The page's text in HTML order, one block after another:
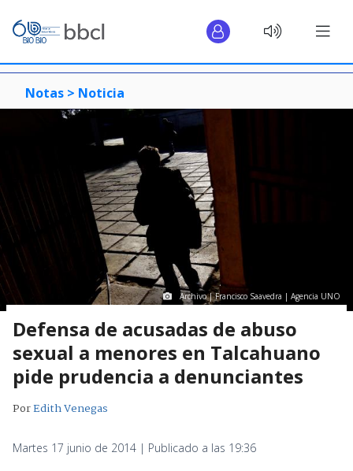
Notas > Noticia
Archivo | Francisco Saavedra | Agencia UNO
Defensa de acusadas de abuso
sexual a menores en Talcahuano
pide prudencia a denunciantes
PorEdith Venegas
Martes 17 junio de 2014 | Publicado a las 19:36